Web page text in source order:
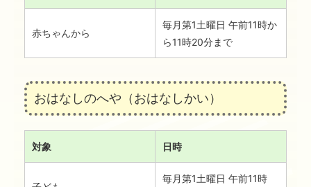
赤ちゃんから
毎月第1土曜日 午前11時か
ら11時20分まで
おはなしのへや（おはなしかい）
対象 日時
毎月第1土曜日 午前11時